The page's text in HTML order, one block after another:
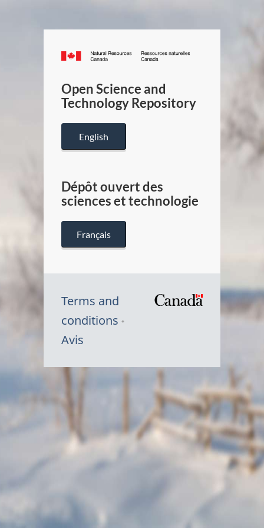
Canada.ca
/
Canada
Open Science and
Technology Repository
English
Dépôt ouvert des
sciences et technologie
Français
Terms and
conditions
Avis
Symbole
Canada